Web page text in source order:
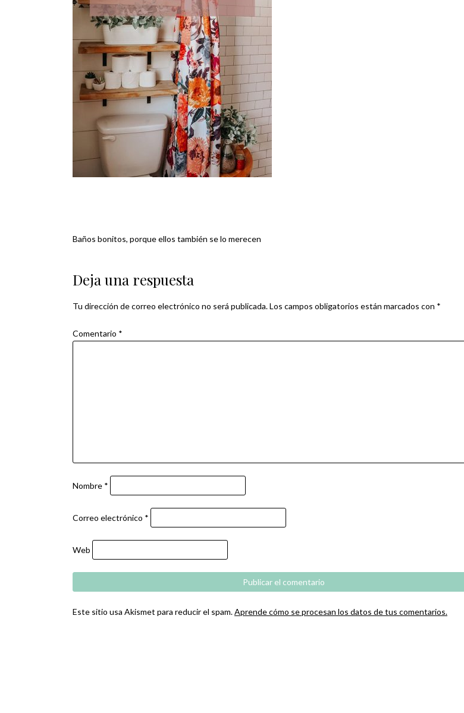
Navegación
de
entradas
Baños bonitos, porque ellos también se lo merecen
Deja una respuesta
Tu dirección de correo electrónico no será publicada.Los campos obligatorios están marcados con *
Comentario *
Nombre *
Correo electrónico *
Web
Este sitio usa Akismet para reducir el spam.Aprende cómo se procesan los datos de tus comentarios.